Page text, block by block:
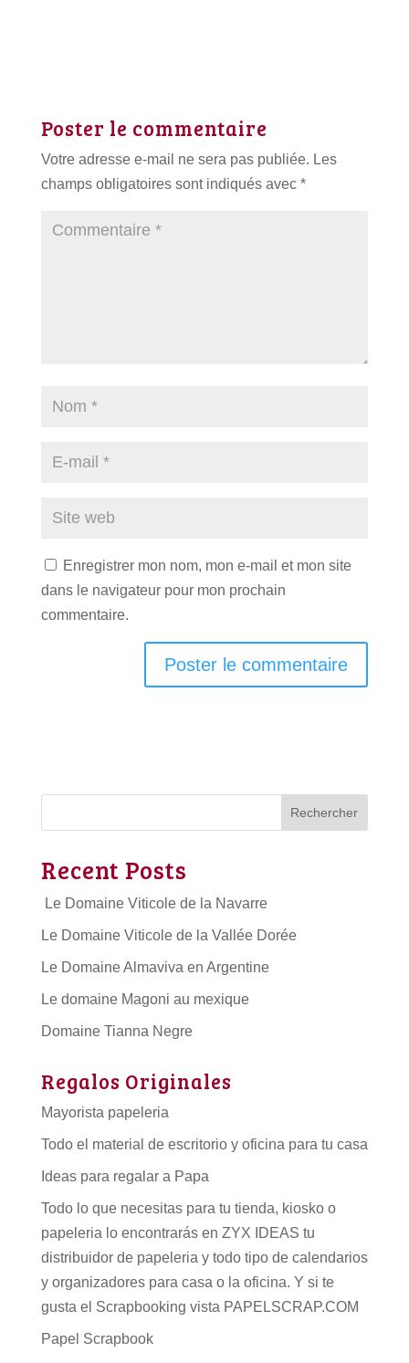
Poster le commentaire
Votre adresse e-mail ne sera pas publiée. Les
champs obligatoires sont indiqués avec *
Enregistrer mon nom, mon e-mail et mon site
dans le navigateur pour mon prochain
commentaire.
Rechercher
Recent Posts
Le Domaine Viticole de la Navarre
Le Domaine Viticole de la Vallée Dorée
Le Domaine Almaviva en Argentine
Le domaine Magoni au mexique
Domaine Tianna Negre
Regalos Originales
Mayorista papeleria
Todo el material de escritorio y oficina para tu casa
Ideas para regalar a Papa
Todo lo que necesitas para tu tienda, kiosko o
papeleria lo encontrarás en ZYX IDEAS tu
distribuidor de papeleria y todo tipo de calendarios
y organizadores para casa o la oficina. Y si te
gusta el Scrapbooking vista PAPELSCRAP.COM
Papel Scrapbook